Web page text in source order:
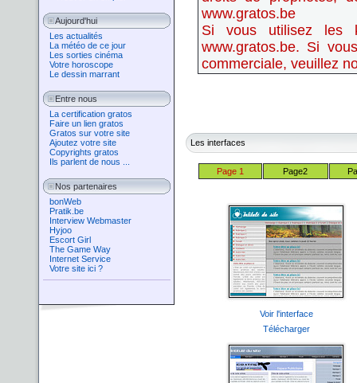
Aujourd'hui
Les actualités
La météo de ce jour
Les sorties cinéma
Votre horoscope
Le dessin marrant
Entre nous
La certification gratos
Faire un lien gratos
Gratos sur votre site
Ajoutez votre site
Copyrights gratos
Ils parlent de nous ...
Nos partenaires
bonWeb
Pratik.be
Interview Webmaster
Hyjoo
Escort Girl
The Game Way
Internet Service
Votre site ici ?
www.gratos.be
Si vous utilisez les
www.gratos.be. Si
commerciale, veuillez
Les interfaces
Page 1 Page2
Voir l'interface
Télécharger